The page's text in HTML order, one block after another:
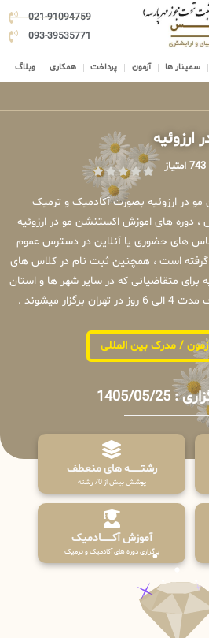
021-91094759
093-39535771
سمینار ها آزمون پرداخت همکاری وبلاگ
743 امتیاز
مو در ارزوئیه بصورت آکادمیک و ترمیک
دوره های اموزش اکستنشن مو در ارزوئیه
های حضوری یا آنلاین در دسترس عموم
گرفته است ، همچنین ثبت نام در کلاس های
برای متقاضیانی که در سایر شهر ها و استان
میشوند .
/ مدرک بین المللی
05/25
رشتـــــــه های منعطف
پوشش بیش از 70 رشته
آموزش آکـــــــادمیک
برگزاری دوره های آکادمیک و ترمیک